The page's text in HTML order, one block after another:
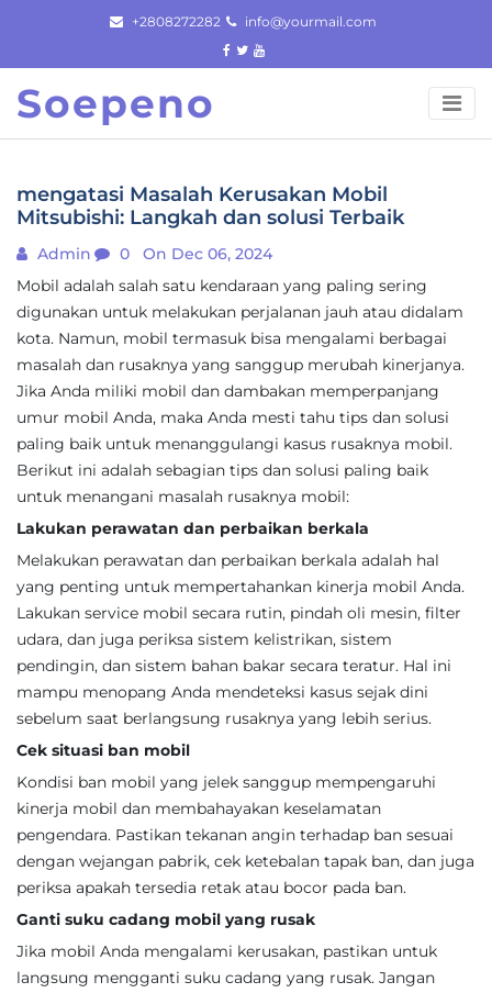
content
+2808272282 info@yourmail.com
Soepeno
mengatasi Masalah Kerusakan Mobil
Mitsubishi: Langkah dan solusi Terbaik
Admin 0
On Dec 06, 2024
Mobil adalah salah satu kendaraan yang paling sering
digunakan untuk melakukan perjalanan jauh atau didalam
kota. Namun, mobil termasuk bisa mengalami berbagai
masalah dan rusaknya yang sanggup merubah kinerjanya.
Jika Anda miliki mobil dan dambakan memperpanjang
umur mobil Anda, maka Anda mesti tahu tips dan solusi
paling baik untuk menanggulangi kasus rusaknya mobil.
Berikut ini adalah sebagian tips dan solusi paling baik
untuk menangani masalah rusaknya mobil:
Lakukan perawatan dan perbaikan berkala
Melakukan perawatan dan perbaikan berkala adalah hal
yang penting untuk mempertahankan kinerja mobil Anda.
Lakukan service mobil secara rutin, pindah oli mesin, filter
udara, dan juga periksa sistem kelistrikan, sistem
pendingin, dan sistem bahan bakar secara teratur. Hal ini
mampu menopang Anda mendeteksi kasus sejak dini
sebelum saat berlangsung rusaknya yang lebih serius.
Cek situasi ban mobil
Kondisi ban mobil yang jelek sanggup mempengaruhi
kinerja mobil dan membahayakan keselamatan
pengendara. Pastikan tekanan angin terhadap ban sesuai
dengan wejangan pabrik, cek ketebalan tapak ban, dan juga
periksa apakah tersedia retak atau bocor pada ban.
Ganti suku cadang mobil yang rusak
Jika mobil Anda mengalami kerusakan, pastikan untuk
langsung mengganti suku cadang yang rusak. Jangan